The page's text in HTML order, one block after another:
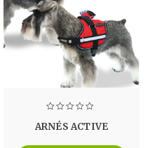
ARNÉS ACTIVE